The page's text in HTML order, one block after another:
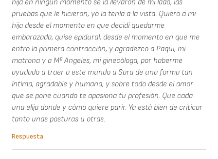
hija en ningún momento se la llevaron de mi lado, las
pruebas que le hicieron, yo la tenía a la vista. Quiero a mi
hija desde el momento en que decidí quedarme
embarazada, quise epidural, desde el momento en que me
entro la primera contracción, y agradezco a Paqui, mi
matrona y a Mª Angeles, mi ginecóloga, por haberme
ayudado a traer a este mundo a Sara de una forma tan
íntima, agradable y humana, y sobre todo desde el amor
que se pone cuando te apasiona tu profesión. Que cada
una elija donde y cómo quiere parir. Ya está bien de criticar
tanto unas posturas u otras.
Respuesta